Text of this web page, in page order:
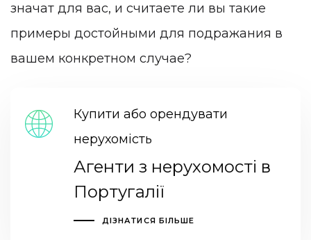
значат для вас, и считаете ли вы такие
примеры достойными для подражания в
вашем конкретном случае?
Купити або орендувати
нерухомість
Агенти з нерухомості в
Португалії
ДІЗНАТИСЯ БІЛЬШЕ